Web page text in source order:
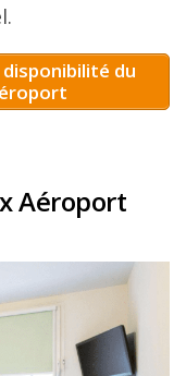
du
Aéroport